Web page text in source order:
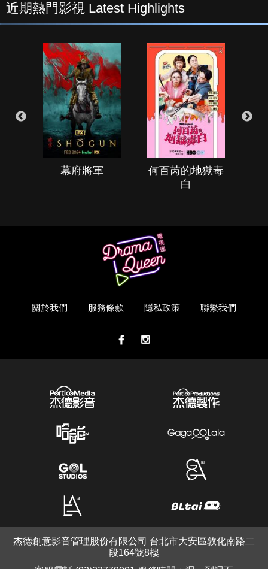
近期熱門影視 Latest Highlights
幕府將軍
何百芮的地獄毒
白
關於我們 服務條款 隱私政策 聯繫我們
杰德創意影音管理股份有限公司 台北市大安區敦化南路二
段164號8樓